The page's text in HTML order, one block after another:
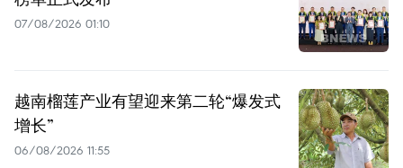
07/08/2026 01:10
越南榴莲产业有望迎来第二轮“爆发式
增长”
06/08/2026 11:55